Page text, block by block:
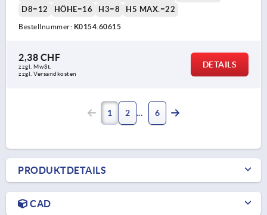
D8=12
HÖHE=16 H3=8 H5 MAX.=22
Bestellnummer: K0154.60615
2,38 CHF
zzgl. MwSt.
zzgl. Versandkosten
DETAILS
1 2 6
PRODUKTDETAILS
CAD